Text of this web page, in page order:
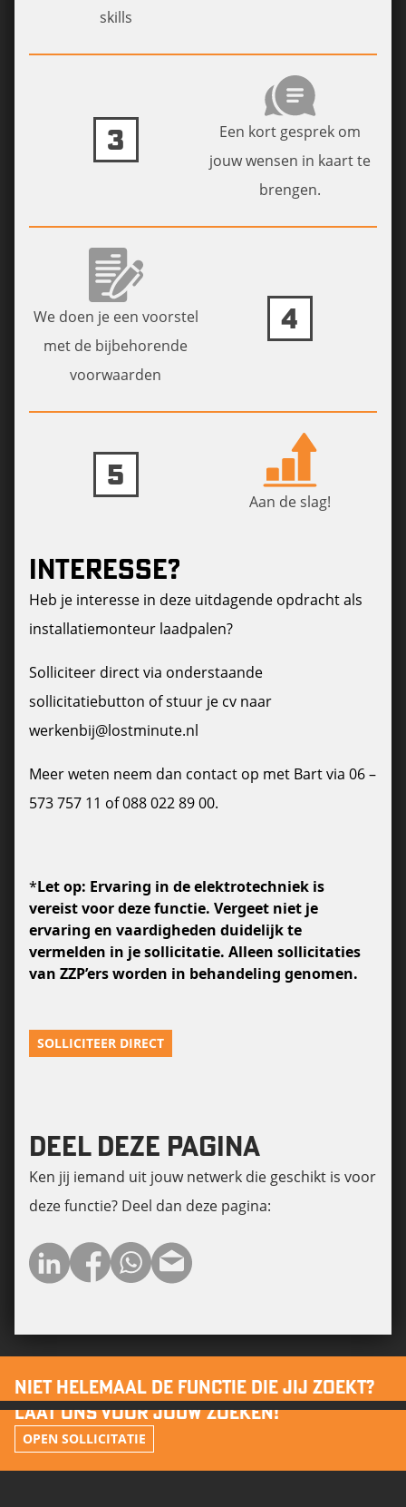
skills
3
Een kort gesprek om
jouw wensen in kaart te
brengen.
We doen je een voorstel
met de bijbehorende
voorwaarden
4
5
Aan de slag!
INTERESSE?
Heb je interesse in deze uitdagende opdracht als
installatiemonteur laadpalen?
Solliciteer direct via onderstaande
sollicitatiebutton of stuur je cv naar
werkenbij@lostminute.nl
Meer weten neem dan contact op met Bart via 06 –
573 757 11 of 088 022 89 00.
*Let op: Ervaring in de elektrotechniek is
vereist voor deze functie. Vergeet niet je
ervaring en vaardigheden duidelijk te
vermelden in je sollicitatie. Alleen sollicitaties
van ZZP’ers worden in behandeling genomen.
SOLLICITEER DIRECT
DEEL DEZE PAGINA
Ken jij iemand uit jouw netwerk die geschikt is voor
deze functie? Deel dan deze pagina:
NIET HELEMAAL DE FUNCTIE DIE JIJ ZOEKT?
LAAT ONS VOOR JOUW ZOEKEN!
OPEN SOLLICITATIE